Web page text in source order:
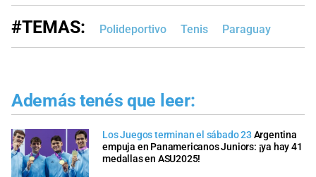
#TEMAS: Polideportivo Tenis Paraguay
Además tenés que leer:
Los Juegos terminan el sábado 23Argentina
empuja en Panamericanos Juniors: ¡ya hay 41
medallas en ASU2025!